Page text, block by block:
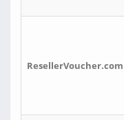
ResellerVoucher.com